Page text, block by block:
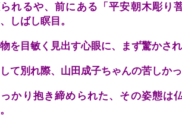
れるや、前にある「平安朝木彫り
しばし瞑目。
を目敏く見出す心眼に、まず驚かさ
て別れ際、山田成子ちゃんの苦しか
っかり抱き締められた、その姿態は